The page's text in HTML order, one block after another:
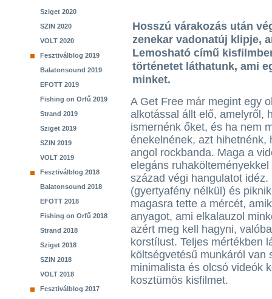
Sziget 2020
SZIN 2020
VOLT 2020
Fesztiválblog 2019
Balatonsound 2019
EFOTT 2019
Fishing on Orfű 2019
Strand 2019
Sziget 2019
SZIN 2019
VOLT 2019
Fesztiválblog 2018
Balatonsound 2018
EFOTT 2018
Fishing on Orfű 2018
Strand 2018
Sziget 2018
SZIN 2018
VOLT 2018
Fesztiválblog 2017
Hosszú várakozás után
zenekar vadonatúj klipje,
Lemosható című
történetet láthatunk, ami
minket.
A Get Free már megint egy
alkotással állt elő, amelyről,
ismernénk őket, és ha nem
énekelnének, azt hihetnénk,
angol rockbanda. Maga a
elegáns
század végi hangulatot
(gyertyafény nélkül) és
magasra tette a mércét,
anyagot, ami elkalauzol
azért meg kell hagyni,
korstílust. Teljes mértékben
költségvetésű munkáról van
minimalista és olcsó videók
kosztümös kisfilmet.